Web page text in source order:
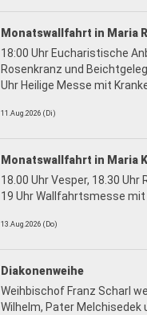
Monatswallfahrt in Maria
18:00 Uhr Eucharistische
Rosenkranz und
Uhr Heilige Messe mit
11.Aug.2026 (Di)
Monatswallfahrt in Maria
18.00 Uhr Vesper, 18.30 Uhr
19 Uhr Wallfahrtsmesse mit
13.Aug.2026 (Do)
Diakonenweihe
Weihbischof Franz Scharl
Wilhelm, Pater Melchisedek